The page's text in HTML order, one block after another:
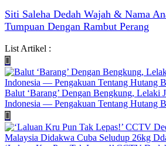
Siti Saleha Dedah Wajah & Nama
Tumpuan Dengan Rambut Perang
List Artikel :
Balut ‘Barang’ Dengan Bengkung, Lelaki
Indonesia — Pengakuan Tentang Hutang